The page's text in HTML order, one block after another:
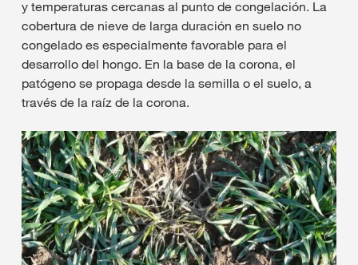
y temperaturas cercanas al punto de congelación. La
cobertura de nieve de larga duración en suelo no
congelado es especialmente favorable para el
desarrollo del hongo. En la base de la corona, el
patógeno se propaga desde la semilla o el suelo, a
través de la raíz de la corona.